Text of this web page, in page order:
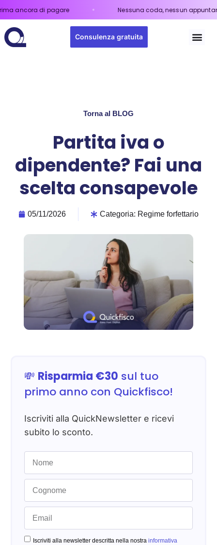
di pagare Nessuna coda, nessun appuntamento.Il
Consulenza gratuita
Torna al BLOG
Partita iva o
dipendente? Fai una
scelta consapevole
05/11/2026 Categoria: Regime forfettario
💸 Risparmia €30 sul tuo
primo anno con Quickfisco!
Iscriviti alla QuickNewsletter e ricevi
subito lo sconto.
Iscriviti alla newsletter descritta nella nostra informativa